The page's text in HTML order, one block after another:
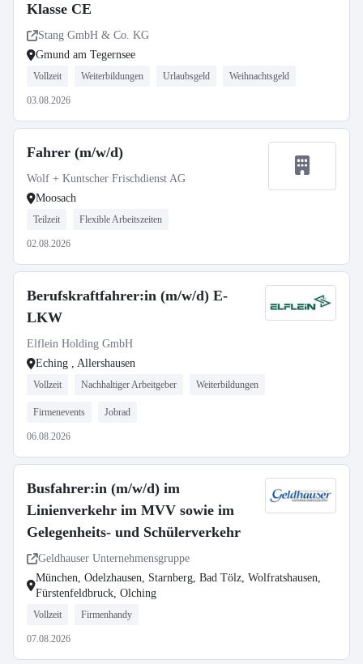
Klasse CE
Stang GmbH & Co. KG
Gmund am Tegernsee
Vollzeit Weiterbildungen Urlaubsgeld Weihnachtsgeld
03.08.2026
Fahrer (m/w/d)
Wolf + Kuntscher Frischdienst AG
Moosach
Teilzeit Flexible Arbeitszeiten
02.08.2026
Berufskraftfahrer:in (m/w/d) E-
LKW
Elflein Holding GmbH
Eching , Allershausen
Vollzeit Nachhaltiger Arbeitgeber Weiterbildungen
Firmenevents Jobrad
06.08.2026
Busfahrer:in (m/w/d) im
Linienverkehr im MVV sowie im
Gelegenheits- und Schülerverkehr
Geldhauser Unternehmensgruppe
München, Odelzhausen, Starnberg, Bad Tölz, Wolfratshausen,
Fürstenfeldbruck, Olching
Vollzeit Firmenhandy
07.08.2026